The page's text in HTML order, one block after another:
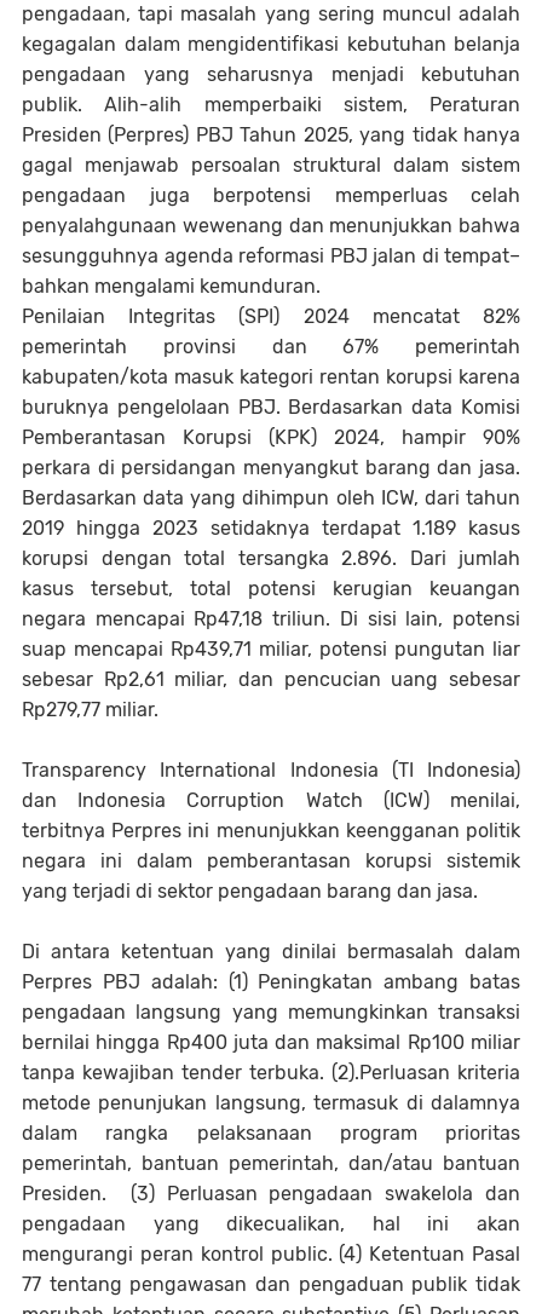
pengadaan, tapi masalah yang sering muncul adalah
kegagalan dalam mengidentifikasi kebutuhan belanja
pengadaan yang seharusnya menjadi kebutuhan
publik. Alih-alih memperbaiki sistem, Peraturan
Presiden (Perpres) PBJ Tahun 2025, yang tidak hanya
gagal menjawab persoalan struktural dalam sistem
pengadaan juga berpotensi memperluas celah
penyalahgunaan wewenang dan menunjukkan bahwa
sesungguhnya agenda reformasi PBJ jalan di tempat–
bahkan mengalami kemunduran.
Penilaian Integritas (SPI) 2024 mencatat 82%
pemerintah provinsi dan 67% pemerintah
kabupaten/kota masuk kategori rentan korupsi karena
buruknya pengelolaan PBJ. Berdasarkan data Komisi
Pemberantasan Korupsi (KPK) 2024, hampir 90%
perkara di persidangan menyangkut barang dan jasa.
Berdasarkan data yang dihimpun oleh ICW, dari tahun
2019 hingga 2023 setidaknya terdapat 1.189 kasus
korupsi dengan total tersangka 2.896. Dari jumlah
kasus tersebut, total potensi kerugian keuangan
negara mencapai Rp47,18 triliun. Di sisi lain, potensi
suap mencapai Rp439,71 miliar, potensi pungutan liar
sebesar Rp2,61 miliar, dan pencucian uang sebesar
Rp279,77 miliar.
Transparency International Indonesia (TI Indonesia)
dan Indonesia Corruption Watch (ICW) menilai,
terbitnya Perpres ini menunjukkan keengganan politik
negara ini dalam pemberantasan korupsi sistemik
yang terjadi di sektor pengadaan barang dan jasa.
Di antara ketentuan yang dinilai bermasalah dalam
Perpres PBJ adalah: (1) Peningkatan ambang batas
pengadaan langsung yang memungkinkan transaksi
bernilai hingga Rp400 juta dan maksimal Rp100 miliar
tanpa kewajiban tender terbuka. (2).Perluasan kriteria
metode penunjukan langsung, termasuk di dalamnya
dalam rangka pelaksanaan program prioritas
pemerintah, bantuan pemerintah, dan/atau bantuan
Presiden. (3) Perluasan pengadaan swakelola dan
pengadaan yang dikecualikan, hal ini akan
mengurangi peran kontrol public. (4) Ketentuan Pasal
77 tentang pengawasan dan pengaduan publik tidak